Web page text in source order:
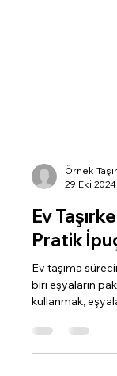
Örnek
29 Eki 2024
Ev
Pratik
Ev taşıma
biri eşyaların
kullanmak,
sağlayacaktır.
şekilde